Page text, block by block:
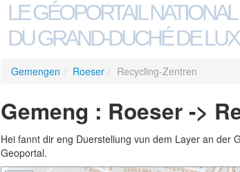
LE GÉOPORTAIL NATIONAL
DU GRAND-DUCHÉ DE
Gemengen / Roeser / Recycling-Zentren
Gemeng : Roeser ->
Hei fannt dir eng Duerstellung vun dem Layer an der
Geoportal.